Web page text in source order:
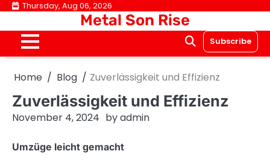
Skip
content
Thursday, Aug 06, 2026
Metal Son Rise
Subscribe
Home Blog Zuverlässigkeit und Effizienz
Zuverlässigkeit und Effizienz
November 4, 2024 byadmin
Umzüge leicht gemacht